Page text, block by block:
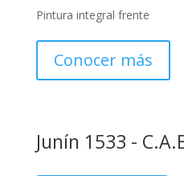
Pintura integral frente
Conocer más
Junín 1533 -